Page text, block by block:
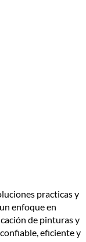
practicas y
enfoque en
de pinturas y
eficiente y